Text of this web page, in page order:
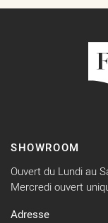
SHOWROOM
Ouvert du Lundi au
Mercredi ouvert
Adresse